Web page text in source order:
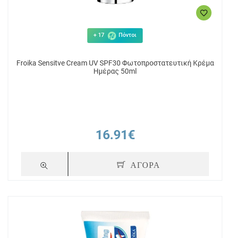
+ 17 Πόντοι
Froika Sensitve Cream UV SPF30 Φωτοπροστατευτική Κρέμα
Ημέρας 50ml
16.91€
ΑΓΟΡΑ